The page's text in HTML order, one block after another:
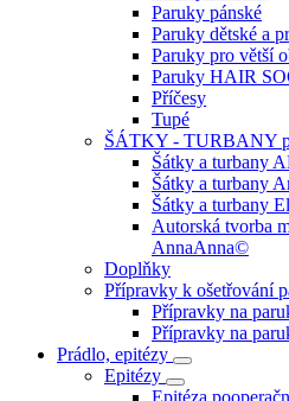
Paruky pánské
Paruky dětské a
Paruky pro větší
Paruky HAIR
Příčesy
Tupé
ŠÁTKY - TURBANY
Šátky a turbany
Šátky a turbany
Šátky a turbany
Autorská tvorba
AnnaAnna©
Doplňky
Přípravky k ošetřování
Přípravky na
Přípravky na
Prádlo, epitézy
Epitézy
Epitéza